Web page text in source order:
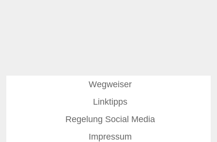
Wegweiser
Linktipps
Regelung Social Media
Impressum